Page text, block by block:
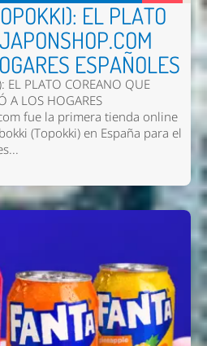
EL PLATO
ESPAÑOLES
EL PLATO COREANO QUE
A LOS HOGARES
fue la primera tienda online
(Topokki) en España para el